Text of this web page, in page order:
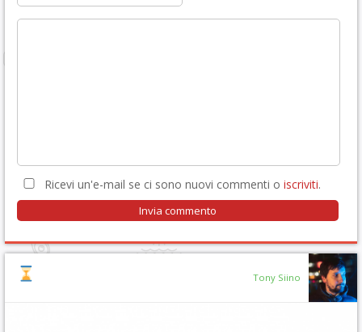
Ricevi un'e-mail se ci sono nuovi commenti o iscriviti.
Tony Siino